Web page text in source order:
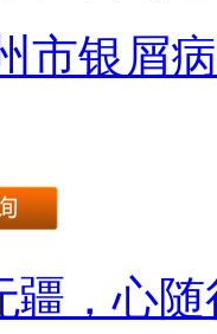
市银屑
疆，心